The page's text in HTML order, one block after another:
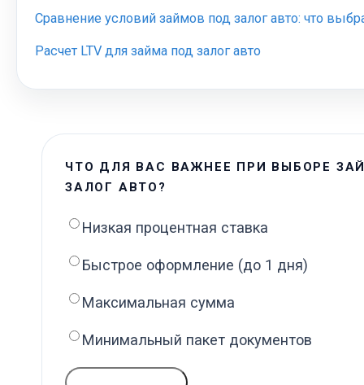
Сравнение условий займов под залог авто: что
Расчет LTV для займа под залог авто
ЧТО ДЛЯ ВАС ВАЖНЕЕ ПРИ ВЫБОРЕ
ЗАЛОГ АВТО?
Низкая процентная ставка
Быстрое оформление (до 1 дня)
Максимальная сумма
Минимальный пакет документов